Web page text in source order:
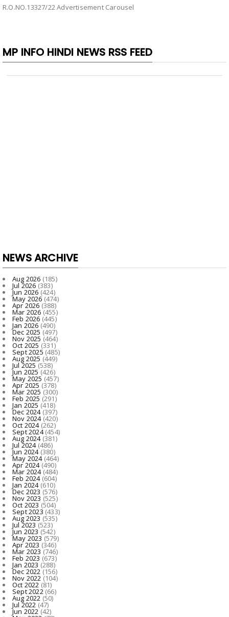
R.O.NO.13327/22 Advertisement Carousel
MP INFO HINDI NEWS RSS FEED
NEWS ARCHIVE
Aug 2026 (185)
Jul 2026 (383)
Jun 2026(424)
May 2026(474)
Apr 2026 (388)
Mar 2026(455)
Feb 2026 (445)
Jan 2026 (490)
Dec 2025(497)
Nov 2025 (464)
Oct 2025 (331)
Sept 2025 (485)
Aug 2025 (449)
Jul 2025 (538)
Jun 2025(426)
May 2025(457)
Apr 2025 (378)
Mar 2025 (300)
Feb 2025 (291)
Jan 2025 (418)
Dec 2024(397)
Nov 2024(420)
Oct 2024(262)
Sept 2024(454)
Aug 2024(381)
Jul 2024(486)
Jun 2024(380)
May 2024(464)
Apr 2024(490)
Mar 2024(484)
Feb 2024(604)
Jan 2024(610)
Dec 2023(576)
Nov 2023 (525)
Oct 2023 (504)
Sept 2023 (433)
Aug 2023 (535)
Jul 2023 (523)
Jun 2023(542)
May 2023(579)
Apr 2023 (346)
Mar 2023 (746)
Feb 2023 (673)
Jan 2023 (288)
Dec 2022(156)
Nov 2022 (104)
Oct 2022 (81)
Sept 2022(66)
Aug 2022 (50)
Jul 2022 (47)
Jun 2022(42)